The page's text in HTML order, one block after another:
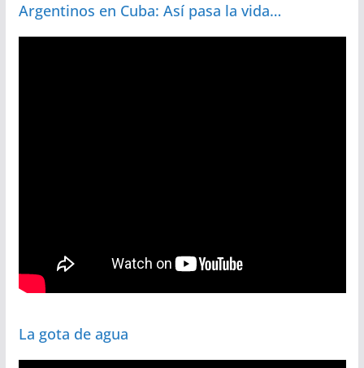
Argentinos en Cuba: Así pasa la vida…
La gota de agua